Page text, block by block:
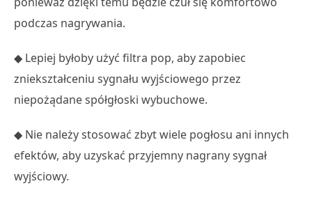
podczas nagrywania.
◆ Lepiej byłoby użyć filtra pop, aby zapobiec
zniekształceniu sygnału wyjściowego przez
niepożądane spółgłoski wybuchowe.
◆ Nie należy stosować zbyt wiele pogłosu ani innych
efektów, aby uzyskać przyjemny nagrany sygnał
wyjściowy.